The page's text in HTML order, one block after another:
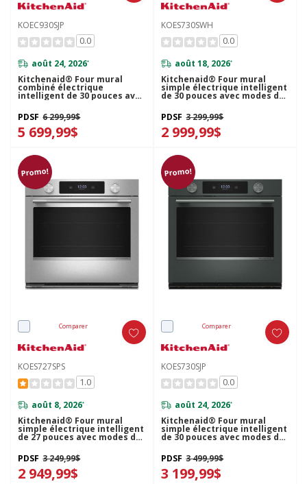
KOEC930SJP
0.0
août 24, 2026*
Kitchenaid® Four mural
combiné électrique
intelligent de 30 pouces avec
caméra de cuisson
intelligente - Fini Genévrier
KOEC930SJP
PDSF 6 299,99$
5 699,99$
KOES730SWH
0.0
août 18, 2026*
Kitchenaid® Four mural
simple électrique intelligent
de 30 pouces avec modes de
cuisson assistée - Blanc
KOES730SWH
PDSF 3 299,99$
2 999,99$
Promo!
Comparer
KOES727SPS
1.0
août 8, 2026*
Kitchenaid® Four mural
simple électrique intelligent
de 27 pouces avec modes de
cuisson assistée - Fini
PrintShield™ KOES727SPS
PDSF 3 249,99$
2 949,99$
Promo!
Comparer
KOES730SJP
0.0
août 24, 2026*
Kitchenaid® Four mural
simple électrique intelligent
de 30 pouces avec modes de
cuisson assistée -Genévrier
KOES730SJP
PDSF 3 499,99$
3 199,99$